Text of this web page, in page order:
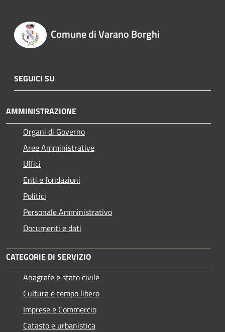
Comune di Varano Borghi
SEGUICI SU
AMMINISTRAZIONE
Organi di Governo
Aree Amministrative
Uffici
Enti e fondazioni
Politici
Personale Amministrativo
Documenti e dati
CATEGORIE DI SERVIZIO
Anagrafe e stato civile
Cultura e tempo libero
Imprese e Commercio
Catasto e urbanistica